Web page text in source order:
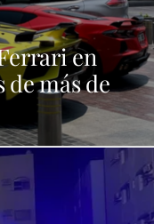
en
de más de